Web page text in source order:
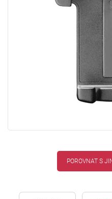
POROVNAT S